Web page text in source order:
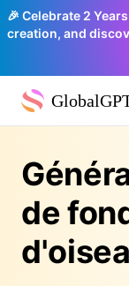
🎉 Celebrate 2
creation, and
de